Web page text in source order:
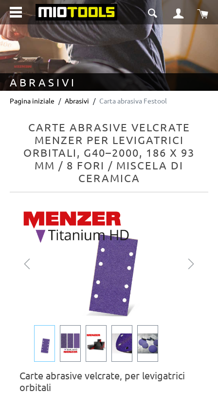
principale Il
ABRASIVI
Pagina iniziale Abrasivi Carta abrasiva Festool
CARTE ABRASIVE VELCRATE
MENZER PER LEVIGATRICI
ORBITALI, G40–2000, 186 X 93
MM / 8 FORI / MISCELA DI
CERAMICA
Salta la galleria di immagini
Carte abrasive velcrate, per levigatrici
orbitali